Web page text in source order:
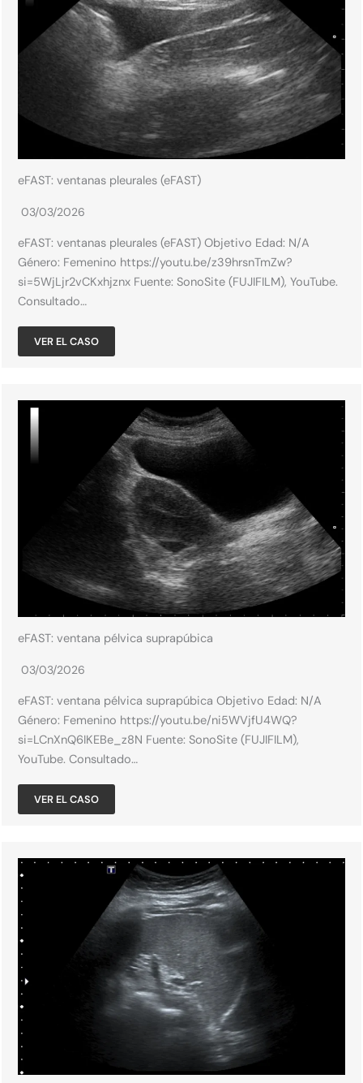
eFAST: ventanas pleurales (eFAST)
03/03/2026
eFAST: ventanas pleurales (eFAST) Objetivo Edad: N/A​
Género: Femenino​ https://youtu.be/z39hrsnTmZw?
si=5WjLjr2vCKxhjznx Fuente: SonoSite (FUJIFILM), YouTube.
Consultado…
VER EL CASO
eFAST: ventana pélvica suprapúbica
03/03/2026
eFAST: ventana pélvica suprapúbica Objetivo Edad: N/A​
Género: Femenino​ https://youtu.be/ni5WVjfU4WQ?
si=LCnXnQ6IKEBe_z8N Fuente: SonoSite (FUJIFILM),
YouTube. Consultado…
VER EL CASO